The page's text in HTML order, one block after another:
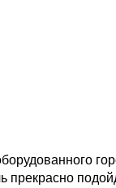
прекрасно